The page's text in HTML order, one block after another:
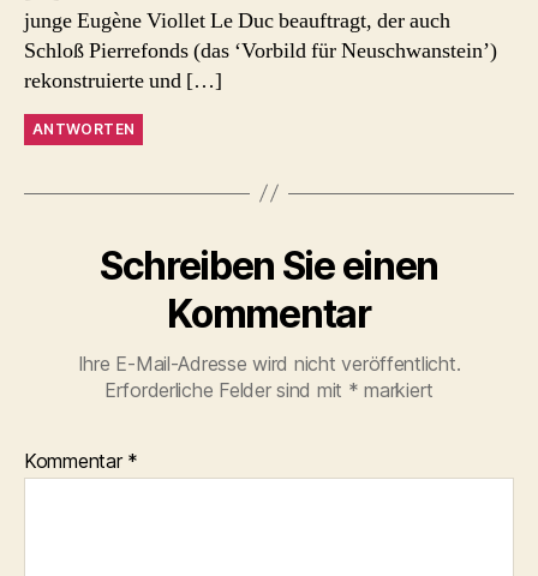
junge Eugène Viollet Le Duc beauftragt, der auch
Schloß Pierrefonds (das ‘Vorbild für Neuschwanstein’)
rekonstruierte und […]
ANTWORTEN
Schreiben Sie einen
Kommentar
Ihre E-Mail-Adresse wird nicht veröffentlicht.
Erforderliche Felder sind mit * markiert
Kommentar *